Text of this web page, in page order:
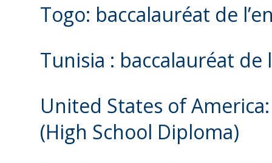
Togo: baccalauréat de
Tunisia : baccalauréat de
United States of
(High School Diploma)